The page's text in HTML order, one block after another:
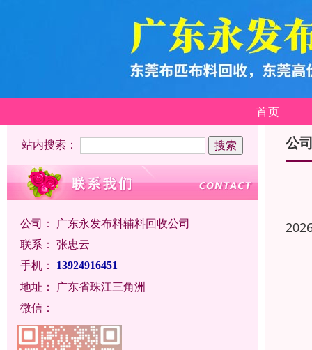
首页
站内搜索：
公司： 广东永发布料辅料回收公司
联系： 张忠云
手机：
13924916451
地址： 广东省珠江三角洲
微信：
公